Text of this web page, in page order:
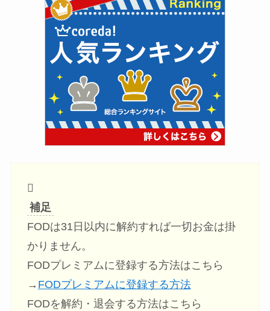
補足
FODは31日以内に解約すれば一切お金は掛
かりません。
FODプレミアムに登録する方法はこちら
→ FODプレミアムに登録する方法
FODを解約・退会する方法はこちら